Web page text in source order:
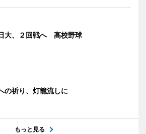
大、２回戦へ 高校野球
の祈り、灯籠流しに
もっと見る